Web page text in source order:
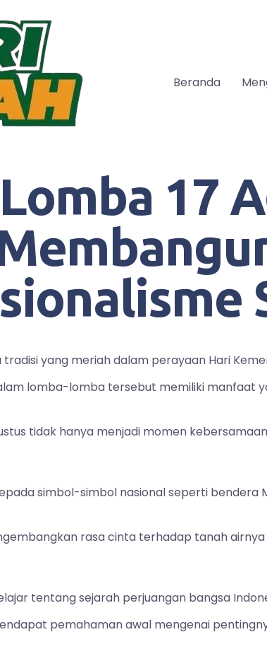
Beranda
17
yang meriah dalam perayaan Hari
lomba-lomba tersebut memiliki manfaat
tidak hanya menjadi momen
simbol-simbol nasional seperti bendera
rasa cinta terhadap tanah
tentang sejarah perjuangan bangsa
pemahaman awal mengenai